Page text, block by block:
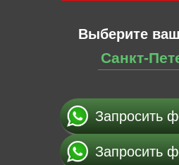
Выберите
Запросить
Запросить